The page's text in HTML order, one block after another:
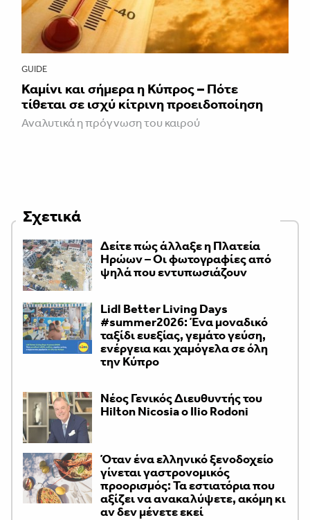
GUIDE
Καμίνι και σήμερα η Κύπρος – Πότε
τίθεται σε ισχύ κίτρινη προειδοποίηση
Αναλυτικά η πρόγνωση του καιρού
Σχετικά
Δείτε πώς άλλαξε η Πλατεία
Ηρώων – Οι φωτογραφίες από
ψηλά που εντυπωσιάζουν
Lidl Better Living Days
#summer2026: Ένα μοναδικό
ταξίδι ευεξίας, γεμάτο γεύση,
ενέργεια και χαμόγελα σε όλη
την Κύπρο
Νέος Γενικός Διευθυντής του
Hilton Nicosia ο Ilio Rodoni
Όταν ένα ελληνικό ξενοδοχείο
γίνεται γαστρονομικός
προορισμός: Τα εστιατόρια που
αξίζει να ανακαλύψετε, ακόμη κι
αν δεν μένετε εκεί